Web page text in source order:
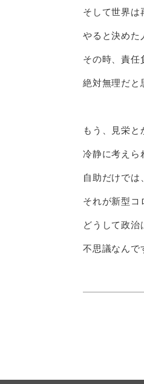
そして世界は
やると決めた
その時、責任
絶対無理だと
もう、見栄と
冷静に考えら
自助だけでは
それが新型コ
どうして政治
不思議なんで